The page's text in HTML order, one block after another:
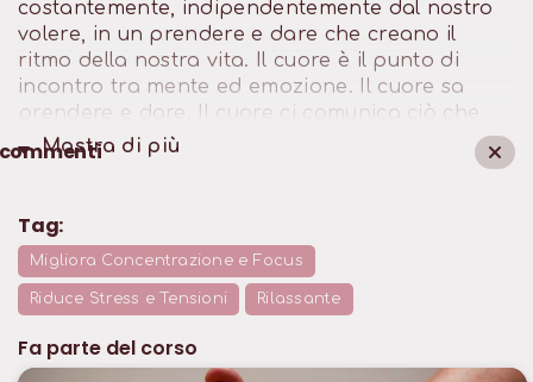
costantemente, indipendentemente dal nostro
volere, in un prendere e dare che creano il
ritmo della nostra vita. Il cuore è il punto di
incontro tra mente ed emozione. Il cuore sa
prendere e dare. Il cuore ci comunica ciò che
per noi è vero.
Mostra di più
Tag:
Migliora Concentrazione e Focus
Riduce Stress e Tensioni Rilassante
Fa parte del corso